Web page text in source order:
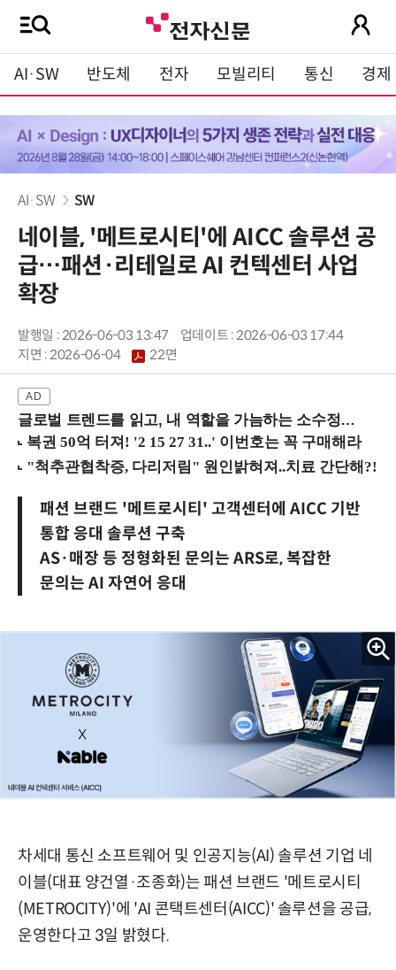
AI·SW 반도체 전자 모빌리티 통신 경제
AI·SW SW
네이블, '메트로시티'에 AICC 솔루션 공
급…패션·리테일로 AI 컨텍센터 사업
확장
발행일 : 2026-06-03 13:47
업데이트 : 2026-06-03 17:44
지면 :2026-06-04 22면
글로벌 트렌드를 읽고, 내 역할을 가늠하는 소수정예 실습 워크숍 (8/28 신논현역)
패션 브랜드 '메트로시티' 고객센터에 AICC 기반
통합 응대 솔루션 구축
AS·매장 등 정형화된 문의는 ARS로, 복잡한
문의는 AI 자연어 응대
차세대 통신 소프트웨어 및 인공지능(AI) 솔루션 기업 네
이블(대표 양건열·조종화)는 패션 브랜드 '메트로시티
(METROCITY)'에 'AI 콘택트센터(AICC)' 솔루션을 공급,
운영한다고 3일 밝혔다.